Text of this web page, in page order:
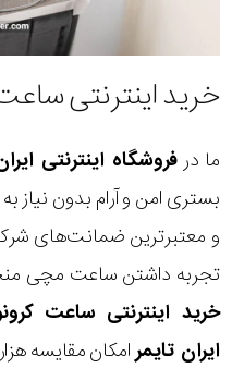
خرید اینترنتی
ما در فروشگاه اینترنتی
بستری امن و آرام بدون نیاز
و معتبرترین ضمانت‌های
تجربه داشتن ساعت مچی
خرید اینترنتی ساعت
ایران تایمرامکان مقایسه